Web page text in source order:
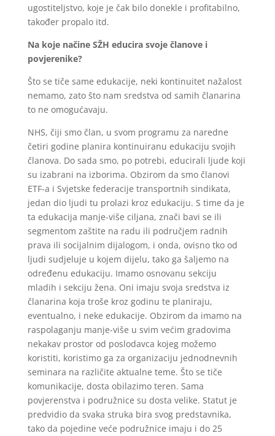
ugostiteljstvo, koje je čak bilo donekle i profitabilno,
također propalo itd.
Na koje načine SŽH educira svoje članove i
povjerenike?
Što se tiče same edukacije, neki kontinuitet nažalost
nemamo, zato što nam sredstva od samih članarina
to ne omogućavaju.
NHS, čiji smo član, u svom programu za naredne
četiri godine planira kontinuiranu edukaciju svojih
članova. Do sada smo, po potrebi, educirali ljude koji
su izabrani na izborima. Obzirom da smo članovi
ETF-a i Svjetske federacije transportnih sindikata,
jedan dio ljudi tu prolazi kroz edukaciju. S time da je
ta edukacija manje-više ciljana, znači bavi se ili
segmentom zaštite na radu ili područjem radnih
prava ili socijalnim dijalogom, i onda, ovisno tko od
ljudi sudjeluje u kojem dijelu, tako ga šaljemo na
određenu edukaciju. Imamo osnovanu sekciju
mladih i sekciju žena. Oni imaju svoja sredstva iz
članarina koja troše kroz godinu te planiraju,
eventualno, i neke edukacije. Obzirom da imamo na
raspolaganju manje-više u svim većim gradovima
nekakav prostor od poslodavca kojeg možemo
koristiti, koristimo ga za organizaciju jednodnevnih
seminara na različite aktualne teme. Što se tiče
komunikacije, dosta obilazimo teren. Sama
povjerenstva i podružnice su dosta velike. Statut je
predvidio da svaka struka bira svog predstavnika,
tako da pojedine veće podružnice imaju i do 25